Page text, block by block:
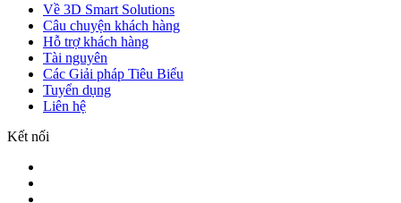
Về 3D Smart Solutions
Câu chuyện khách hàng
Hỗ trợ khách hàng
Tài nguyên
Các Giải pháp Tiêu Biểu
Tuyển dụng
Liên hệ
Kết nối